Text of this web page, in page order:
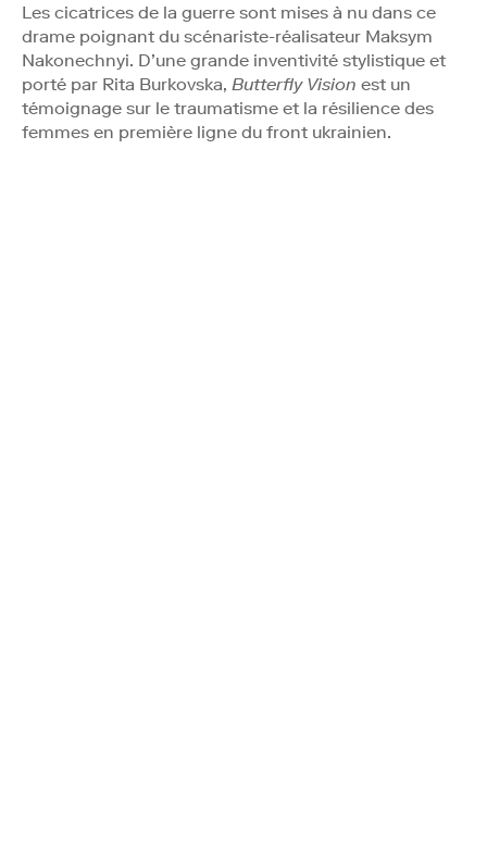
Les cicatrices de la guerre sont mises à nu dans ce
drame poignant du scénariste-réalisateur Maksym
Nakonechnyi. D’une grande inventivité stylistique et
porté par Rita Burkovska, Butterfly Vision est un
témoignage sur le traumatisme et la résilience des
femmes en première ligne du front ukrainien.